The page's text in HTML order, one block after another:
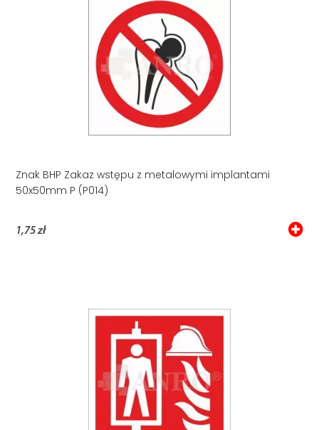
Znak BHP Zakaz wstępu z metalowymi implantami
50x50mm P (P014)
1,75 zł